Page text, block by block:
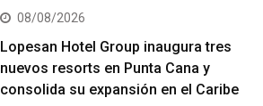
08/08/2026
Lopesan Hotel Group inaugura tres
nuevos resorts en Punta Cana y
consolida su expansión en el Caribe